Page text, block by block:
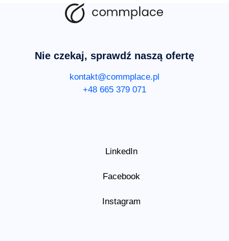
Nie czekaj, sprawdź naszą ofertę
kontakt@commplace.pl
+48 665 379 071
LinkedIn
Facebook
Instagram